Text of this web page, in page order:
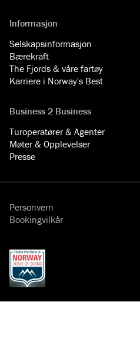
Informasjon
Selskapsinformasjon
Bærekraft
The Fjords & våre fartøy
Karriere i Norway's Best
Business 2 Business
Turoperatører & Agenter
Møter & Opplevelser
Presse
Personvern
Bookingvilkår